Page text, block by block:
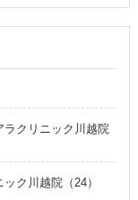
クリニック川越院
ク川越院（24）